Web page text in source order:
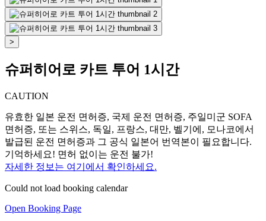
>
슈퍼히어로 카트 투어 1시간
CAUTION
유효한 일본 운전 면허증, 국제 운전 면허증, 주일미군 SOFA
면허증, 또는 스위스, 독일, 프랑스, 대만, 벨기에, 모나코에서
발급된 운전 면허증과 그 공식 일본어 번역본이 필요합니다.
기억하세요! 면허 없이는 운전 불가!
자세한 정보는 여기에서 확인하세요.
Could not load booking calendar
Open Booking Page